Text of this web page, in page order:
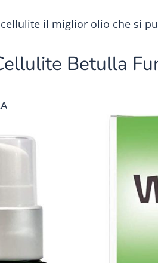
il miglior olio che si
Betulla